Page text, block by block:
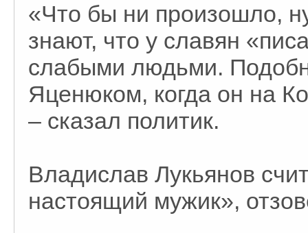
«Что бы ни произошло,
знают, что у славян
слабыми людьми.
Яценюком, когда он на
– сказал политик.
Владислав Лукьянов
настоящий мужик»,